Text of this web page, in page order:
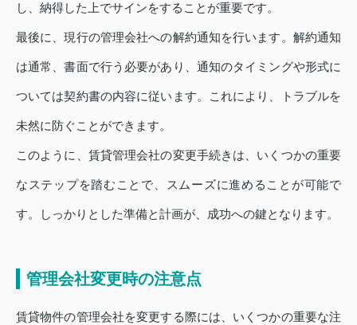
し、納得した上でサインをすることが重要です。
最後に、現行の管理会社への解約通知を行います。解約通知
は通常、書面で行う必要があり、通知のタイミングや形式に
ついては契約書の内容に従います。これにより、トラブルを
未然に防ぐことができます。
このように、賃貸管理会社の変更手続きは、いくつかの重要
なステップを踏むことで、スムーズに進めることが可能で
す。しっかりとした準備と計画が、成功への鍵となります。
管理会社変更時の注意点
賃貸物件の管理会社を変更する際には、いくつかの重要な注